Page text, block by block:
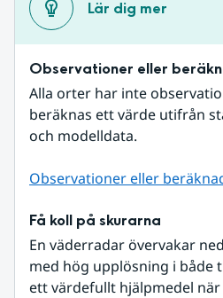
Lär dig mer
Observationer eller
Alla orter har inte
beräknas ett värde utifrån
och modelldata.
Observationer eller
Få koll på skurarna
En väderradar övervakar
med hög upplösning i både
ett värdefullt hjälpmedel